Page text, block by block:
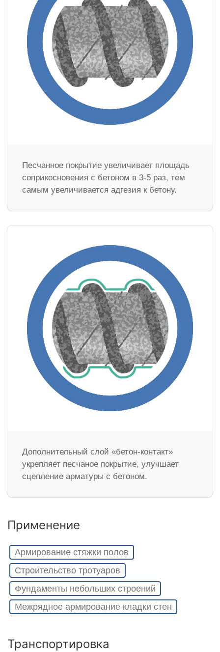
Песчанное покрытие увеличивает площадь
соприкосновения с бетоном в 3-5 раз, тем
самым увеличивается адгезия к бетону.
Дополнительный слой «бетон-контакт»
укрепляет песчаное покрытие, улучшает
сцепление арматуры с бетоном.
Применение
Армирование стяжки полов
Строительство тротуаров
Фундаменты небольших строений
Межрядное армирование кладки стен
Транспортировка